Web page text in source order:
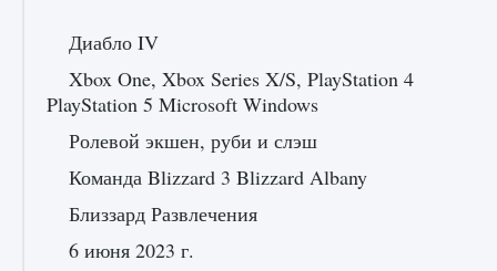
Диабло IV
Xbox One, Xbox Series X/S, PlayStation 4
PlayStation 5 Microsoft Windows
Ролевой экшен, руби и слэш
Команда Blizzard 3 Blizzard Albany
Близзард Развлечения
6 июня 2023 г.